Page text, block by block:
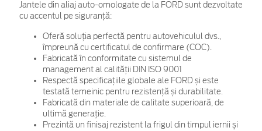
Jantele din aliaj auto-omologate de la FORD sunt dezvoltate
cu accentul pe siguranță:
Oferă soluția perfectă pentru autovehiculul dvs.,
împreună cu certificatul de confirmare (COC).
Fabricată în conformitate cu sistemul de
management al calității DIN ISO 9001
Respectă specificațiile globale ale FORD și este
testată temeinic pentru rezistență și durabilitate.
Fabricată din materiale de calitate superioară, de
ultimă generație.
Prezintă un finisaj rezistent la frigul din timpul iernii și